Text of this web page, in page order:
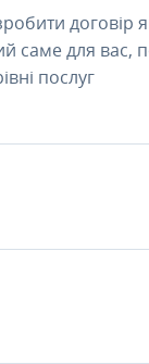
договір
саме для вас,
послуг